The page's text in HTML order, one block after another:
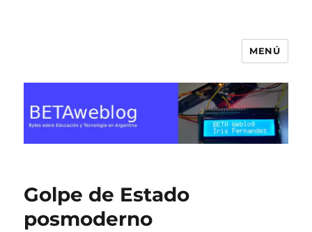
MENÚ
Golpe de Estado
posmoderno